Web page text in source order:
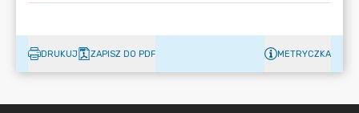
DRUKUJ ZAPISZ DO PDF METRYCZKA